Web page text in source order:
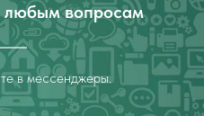
вопросам
в мессенджеры.